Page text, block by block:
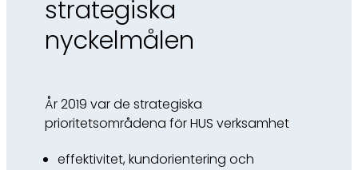
strategiska
nyckelmålen
År 2019 var de strategiska
prioritetsområdena för HUS verksamhet
effektivitet, kundorientering och